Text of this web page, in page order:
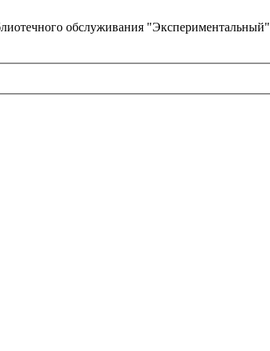
обслуживания "Экспериментальный"